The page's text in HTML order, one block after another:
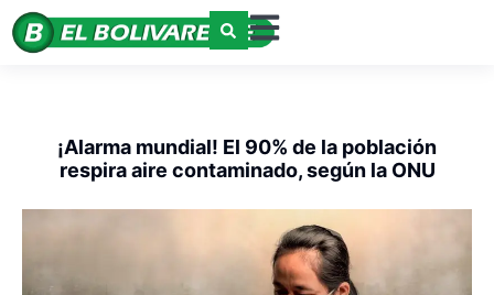
¡Alarma mundial! El 90% de la población
respira aire contaminado, según la ONU